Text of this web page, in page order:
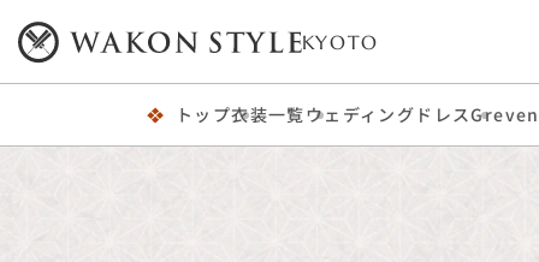
KYOTO
トップ衣装一覧ウェディングドレス